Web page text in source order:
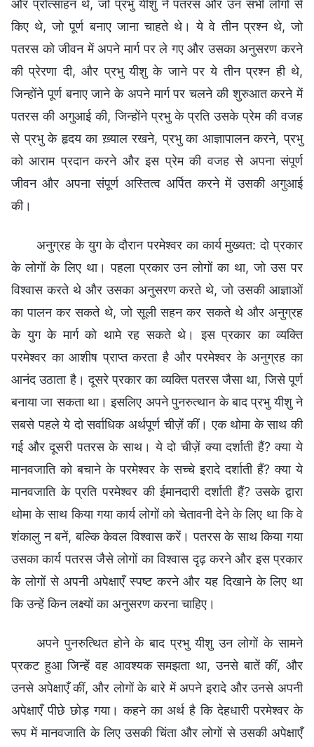
और प्रोत्साहन थे, जो प्रभु यीशु ने पतरस और उन सभी लोगों से
किए थे, जो पूर्ण बनाए जाना चाहते थे। ये वे तीन प्रश्न थे, जो
पतरस को जीवन में अपने मार्ग पर ले गए और उसका अनुसरण करने
की प्रेरणा दी, और प्रभु यीशु के जाने पर ये तीन प्रश्न ही थे,
जिन्होंने पूर्ण बनाए जाने के अपने मार्ग पर चलने की शुरुआत करने में
पतरस की अगुआई की, जिन्होंने प्रभु के प्रति उसके प्रेम की वजह
से प्रभु के हृदय का ख़्याल रखने, प्रभु का आज्ञापालन करने, प्रभु
को आराम प्रदान करने और इस प्रेम की वजह से अपना संपूर्ण
जीवन और अपना संपूर्ण अस्तित्व अर्पित करने में उसकी अगुआई
की।
अनुग्रह के युग के दौरान परमेश्वर का कार्य मुख्यत: दो प्रकार
के लोगों के लिए था। पहला प्रकार उन लोगों का था, जो उस पर
विश्वास करते थे और उसका अनुसरण करते थे, जो उसकी आज्ञाओं
का पालन कर सकते थे, जो सूली सहन कर सकते थे और अनुग्रह
के युग के मार्ग को थामे रह सकते थे। इस प्रकार का व्यक्ति
परमेश्वर का आशीष प्राप्त करता है और परमेश्वर के अनुग्रह का
आनंद उठाता है। दूसरे प्रकार का व्यक्ति पतरस जैसा था, जिसे पूर्ण
बनाया जा सकता था। इसलिए अपने पुनरुत्थान के बाद प्रभु यीशु ने
सबसे पहले ये दो सर्वाधिक अर्थपूर्ण चीज़ें कीं। एक थोमा के साथ की
गई और दूसरी पतरस के साथ। ये दो चीज़ें क्या दर्शाती हैं? क्या ये
मानवजाति को बचाने के परमेश्वर के सच्चे इरादे दर्शाती हैं? क्या ये
मानवजाति के प्रति परमेश्वर की ईमानदारी दर्शाती हैं? उसके द्वारा
थोमा के साथ किया गया कार्य लोगों को चेतावनी देने के लिए था कि वे
शंकालु न बनें, बल्कि केवल विश्वास करें। पतरस के साथ किया गया
उसका कार्य पतरस जैसे लोगों का विश्वास दृढ़ करने और इस प्रकार
के लोगों से अपनी अपेक्षाएँ स्पष्ट करने और यह दिखाने के लिए था
कि उन्हें किन लक्ष्यों का अनुसरण करना चाहिए।
अपने पुनरुत्थित होने के बाद प्रभु यीशु उन लोगों के सामने
प्रकट हुआ जिन्हें वह आवश्यक समझता था, उनसे बातें कीं, और
उनसे अपेक्षाएँ कीं, और लोगों के बारे में अपने इरादे और उनसे अपनी
अपेक्षाएँ पीछे छोड़ गया। कहने का अर्थ है कि देहधारी परमेश्वर के
रूप में मानवजाति के लिए उसकी चिंता और लोगों से उसकी अपेक्षाएँ